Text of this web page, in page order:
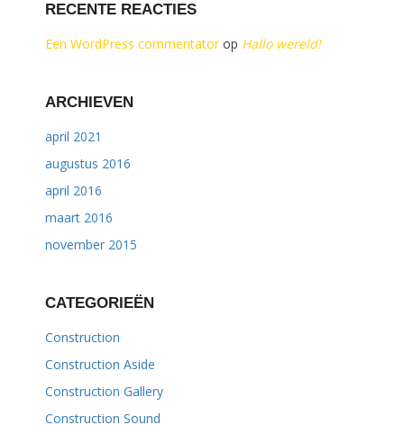
RECENTE REACTIES
Een WordPress commentatorop Hallo wereld!
ARCHIEVEN
april 2021
augustus 2016
april 2016
maart 2016
november 2015
CATEGORIEËN
Construction
Construction Aside
Construction Gallery
Construction Sound